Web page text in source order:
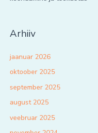
Arhiiv
jaanuar 2026
oktoober 2025
september 2025
august 2025
veebruar 2025